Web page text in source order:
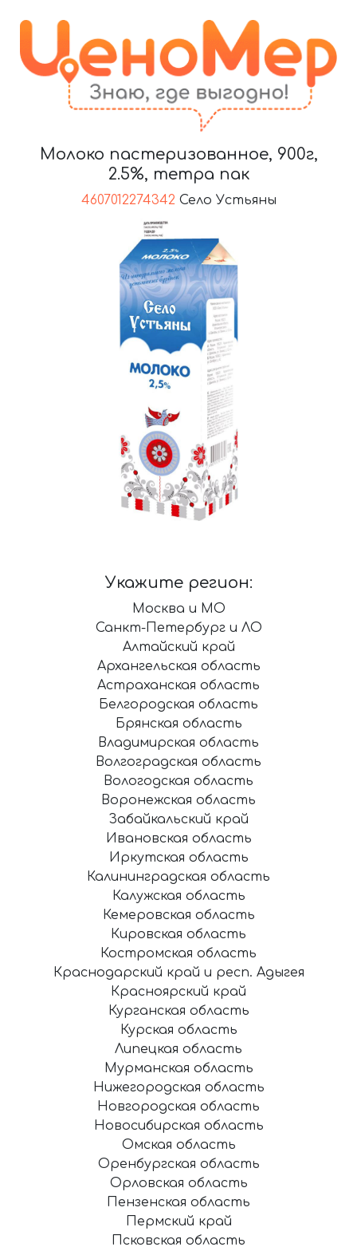
Молоко пастеризованное, 900г,
2.5%, тетра пак
4607012274342Село Устьяны
Укажите регион:
Москва и МО
Санкт-Петербург и ЛО
Алтайский край
Архангельская область
Астраханская область
Белгородская область
Брянская область
Владимирская область
Волгоградская область
Вологодская область
Воронежская область
Забайкальский край
Ивановская область
Иркутская область
Калининградская область
Калужская область
Кемеровская область
Кировская область
Костромская область
Краснодарский край и респ. Адыгея
Красноярский край
Курганская область
Курская область
Липецкая область
Мурманская область
Нижегородская область
Новгородская область
Новосибирская область
Омская область
Оренбургская область
Орловская область
Пензенская область
Пермский край
Псковская область